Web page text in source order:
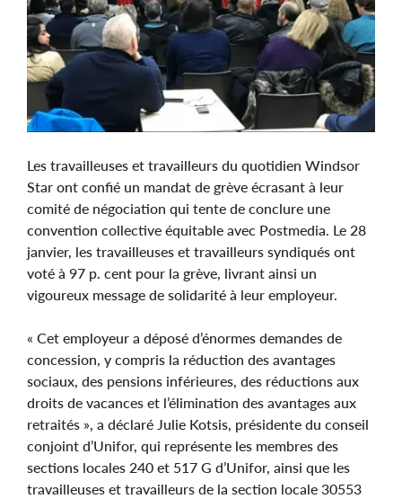
Les travailleuses et travailleurs du quotidien Windsor
Star ont confié un mandat de grève écrasant à leur
comité de négociation qui tente de conclure une
convention collective équitable avec Postmedia. Le 28
janvier, les travailleuses et travailleurs syndiqués ont
voté à 97 p. cent pour la grève, livrant ainsi un
vigoureux message de solidarité à leur employeur.
« Cet employeur a déposé d’énormes demandes de
concession, y compris la réduction des avantages
sociaux, des pensions inférieures, des réductions aux
droits de vacances et l’élimination des avantages aux
retraités », a déclaré Julie Kotsis, présidente du conseil
conjoint d’Unifor, qui représente les membres des
sections locales 240 et 517 G d’Unifor, ainsi que les
travailleuses et travailleurs de la section locale 30553